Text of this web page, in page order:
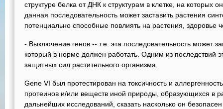
структуре белка от ДНК к структурам в клетке, на которых
данная последовательность может заставить растения
потенциально способные повлиять на растения, здоровье
- Выключение генов -- т.е. эта последовательность может
который в норме должен работать. Одним из последствий
защитных сил растительного организма.
Gene VI был протестирован на токсичность и
протеинов и/или веществ иной природы, образующихся в
дальнейших исследований, сказать насколько он